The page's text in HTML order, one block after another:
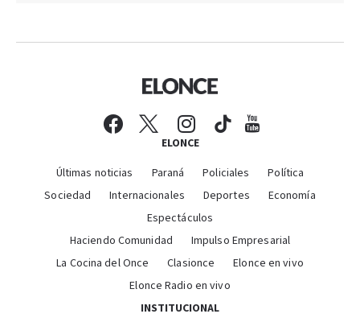
ELONCE
Últimas noticias Paraná Policiales
Política
Sociedad
Internacionales Deportes
Economía
Espectáculos
Haciendo Comunidad
Impulso Empresarial
La Cocina del Once
Clasionce
Elonce en vivo
Elonce Radio en vivo
INSTITUCIONAL